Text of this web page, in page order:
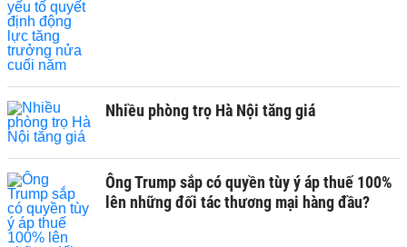
Nhiều phòng trọ Hà Nội tăng giá
Ông Trump sắp có quyền tùy ý áp thuế 100%
lên những đối tác thương mại hàng đầu?